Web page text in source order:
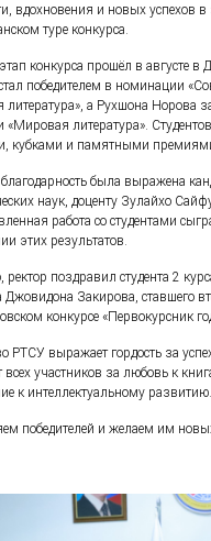
вдохновения и новых успехов
туре конкурса.
конкурса прошёл в августе
победителем в номинации
литература», а Рухшона Норова
литература».
кубками и памятными
была выражена
наук, доценту Зулайхо
работа со студентами
этих результатов.
ректор поздравил студента 2
Джовидона Закирова, ставшего
конкурсе «Первокурсник
РТСУ выражает гордость за
всех участников за любовь к
к интеллектуальному развитию.
победителей и желаем им